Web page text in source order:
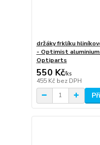
držáky frklíku
- Optimist
Optiparts
550 Kč/ks
455 Kč bez DPH